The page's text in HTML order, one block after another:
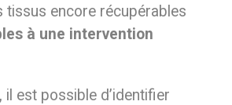
tissus encore récupérables
à une intervention
il est possible d’identifier